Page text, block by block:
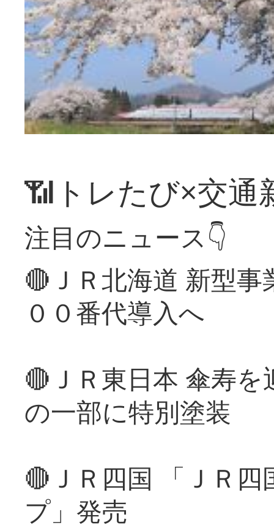
📶トレたび×交通
注目のニュース👇
🔴ＪＲ北海道 新型
００番代導入へ
🔴ＪＲ東日本 傘寿
の一部に特別塗装
🔴ＪＲ四国 「ＪＲ
プ」発売